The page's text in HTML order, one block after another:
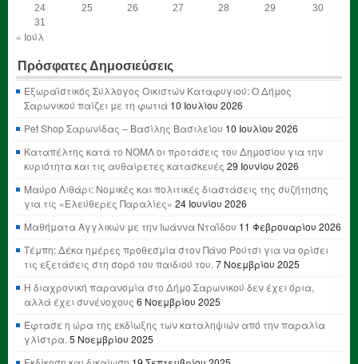
24
25 26 27 28 29
30
31
« Ιούλ
Πρόσφατες Δημοσιεύσεις
Εξωραϊστικός Σύλλογος Οικιστών Καταφυγιού: Ο Δήμος
Σαρωνικού παίζει με τη φωτιά 10 Ιουλίου 2026
Pet Shop Σαρωνίδας – Βασίλης Βασιλείου 10 Ιουλίου 2026
Καταπέλτης κατά το ΝΟΜΛ οι προτάσεις του Δημοσίου για την
κυριότητα και τις αυθαίρετες κατασκευές 29 Ιουνίου 2026
Μαύρο Λιθάρι: Νομικές και πολιτικές διαστάσεις της συζήτησης
για τις «Ελεύθερες Παραλίες» 24 Ιουνίου 2026
Μαθήματα Αγγλικών με την Ιωάννα Νταΐδου 11 Φεβρουαρίου 2026
Τέμπη: Δέκα ημέρες προθεσμία στον Πάνο Ρούτσι για να ορίσει
τις εξετάσεις στη σορό του παιδιού του. 7 Νοεμβρίου 2025
Η διαχρονική παρανομία στο Δήμο Σαρωνικού δεν έχει όρια,
αλλά έχει συνένοχους 6 Νοεμβρίου 2025
Έφτασε η ώρα της εκδίωξης των καταληψιών από την παραλία
γλίστρα. 5 Νοεμβρίου 2025